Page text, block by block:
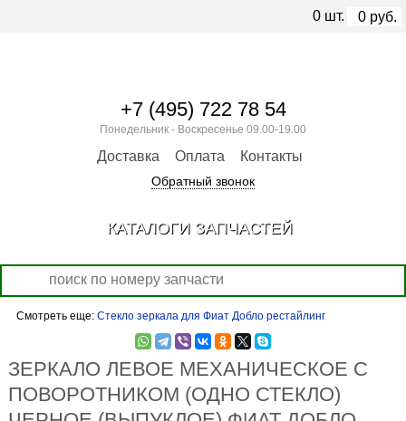
Смотреть еще: Стекло зеркала для Фиат Добло рестайлинг
ЗЕРКАЛО ЛЕВОЕ МЕХАНИЧЕСКОЕ С
ПОВОРОТНИКОМ (ОДНО СТЕКЛО)
+7 (495) 722 78 54
Понедельник - Воскресенье 09.00-19.00
Доставка Оплата Контакты
Обратный звонок
0 шт. 0 руб.
КАТАЛОГИ ЗАПЧАСТЕЙ